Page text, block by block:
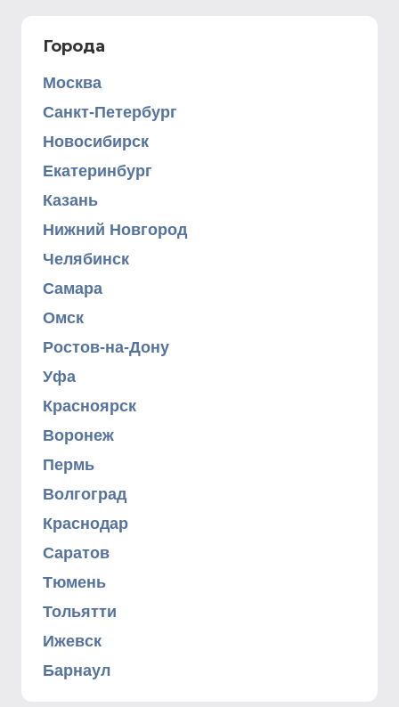
Города
Москва
Санкт-Петербург
Новосибирск
Екатеринбург
Казань
Нижний Новгород
Челябинск
Самара
Омск
Ростов-на-Дону
Уфа
Красноярск
Воронеж
Пермь
Волгоград
Краснодар
Саратов
Тюмень
Тольятти
Ижевск
Барнаул